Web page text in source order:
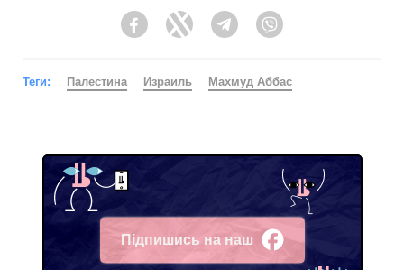
FacebookTwitter Telegram
Теги: Палестина Израиль Махмуд Аббас
Підпишись на наш
Facebook